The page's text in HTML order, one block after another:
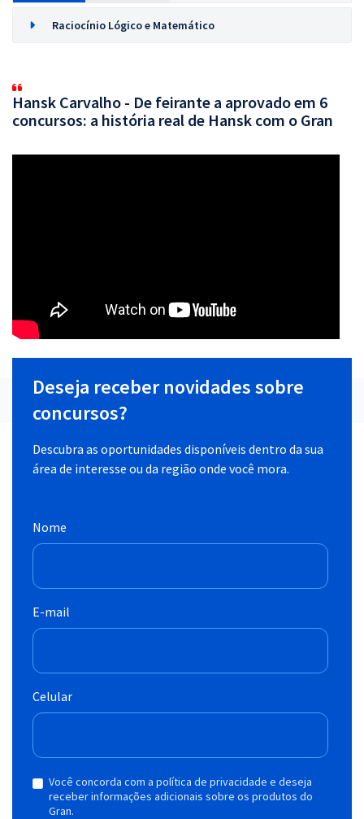
Raciocínio Lógico e Matemático
Hansk Carvalho - De feirante a aprovado em 6
concursos: a história real de Hansk com o Gran
Deseja receber novidades sobre
concursos?
Descubra as oportunidades disponíveis dentro da sua
área de interesse ou da região onde você mora.
Nome
E-mail
Celular
Você concorda com a política de privacidade e deseja
receber informações adicionais sobre os produtos do
Gran.